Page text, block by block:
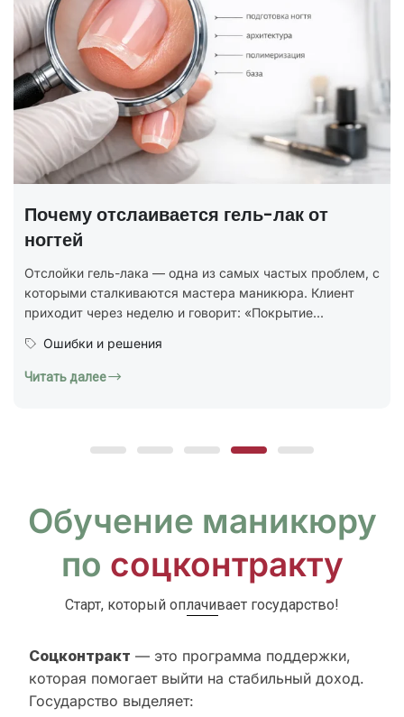
ГОСТ на маникюр Р 72319-2025 —
В 2025 году был утверждён новый национальный
стандарт ГОСТ Р 72319-2025 «Услуги бытовые.
Ногтевой сервис. Карты типовых технологических
процессов. Общие...
Юридическая грамотность
Обучение маникюру
по соцконтракту
Старт, который оплачивает государство!
Соцконтракт — это программа поддержки,
которая помогает выйти на стабильный доход.
Государство выделяет: